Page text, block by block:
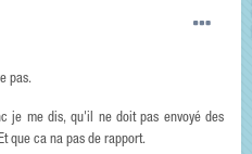
pas.
je me dis, qu'il ne doit pas envoyé des
que ca na pas de rapport.